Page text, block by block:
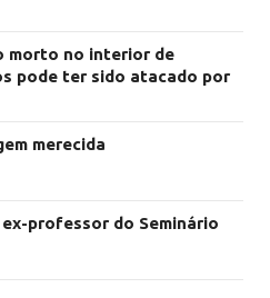
morto no interior de
pode ter sido atacado por
merecida
professor do Seminário